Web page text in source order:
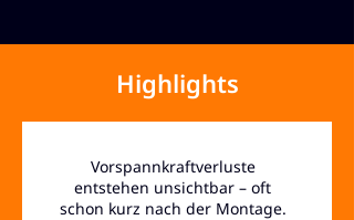
Highlights
Vorspannkraftverluste
entstehen unsichtbar – oft
schon kurz nach der Montage.